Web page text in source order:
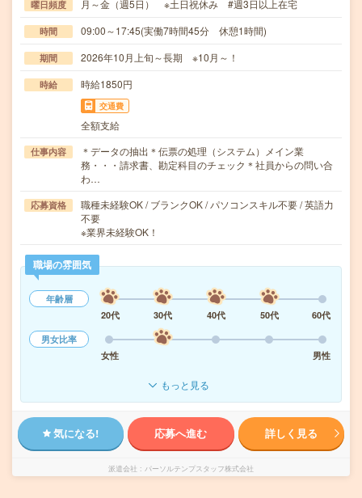
曜日頻度 月～金（週5日） ※土日祝休み #週3日以上在宅
時間 09:00～17:45(実働7時間45分 休憩1時間)
期間 2026年10月上旬～長期 ※10月～！
時給 時給1850円
交通費
全額支給
仕事内容
＊データの抽出＊伝票の処理（システム）メイン業
務・・・請求書、勘定科目のチェック＊社員からの問い合
わ…
応募資格
職種未経験OK / ブランクOK / パソコンスキル不要 / 英語力
不要
※業界未経験OK！
職場の雰囲気
年齢層
20代
30代 40代 50代
60代
男女比率
女性
男性
もっと見る
気になる! 応募へ進む 詳しく見る
派遣会社 パーソルテンプスタッフ株式会社